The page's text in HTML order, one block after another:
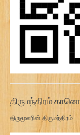
திருமந்திரம்
திருமூலரின் திருமந்திரம்